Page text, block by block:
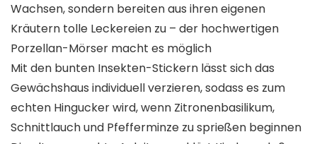
Wachsen, sondern bereiten aus ihren eigenen
Kräutern tolle Leckereien zu – der hochwertigen
Porzellan-Mörser macht es möglich
Mit den bunten Insekten-Stickern lässt sich das
Gewächshaus individuell verzieren, sodass es zum
echten Hingucker wird, wenn Zitronenbasilikum,
Schnittlauch und Pfefferminze zu sprießen beginnen